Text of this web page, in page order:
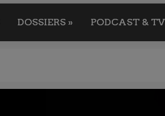
DOSSIERS » PODCAST & TV